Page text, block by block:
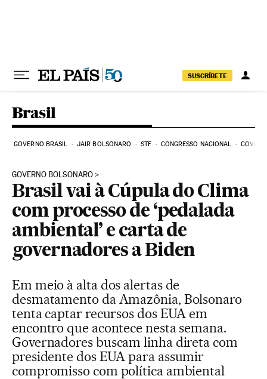
SUSCRÍBETE
Brasil
GOVERNO BRASIL JAIR BOLSONARO STF CONGRESSO NACIONAL COVID-
GOVERNO BOLSONARO
Brasil vai à Cúpula do Clima
com processo de ‘pedalada
ambiental’ e carta de
governadores a Biden
Em meio à alta dos alertas de
desmatamento da Amazônia, Bolsonaro
tenta captar recursos dos EUA em
encontro que acontece nesta semana.
Governadores buscam linha direta com
presidente dos EUA para assumir
compromisso com política ambiental